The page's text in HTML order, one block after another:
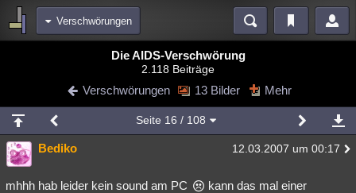
Verschwörungen
Blogs Videos
Chat Wiki Neuigkeiten
meine Rubriken
Menschen Mystery Kriminalfälle
Spiritualität Verschwörungen Technologie Ufologie
Die AIDS-Verschwörung
2.118 Beiträge
Verschwörungen 13 Bilder Mehr
Seite 16 / 108
Bediko 12.03.2007 um 00:17
mhhh hab leider kein sound am PC
kann das mal einer